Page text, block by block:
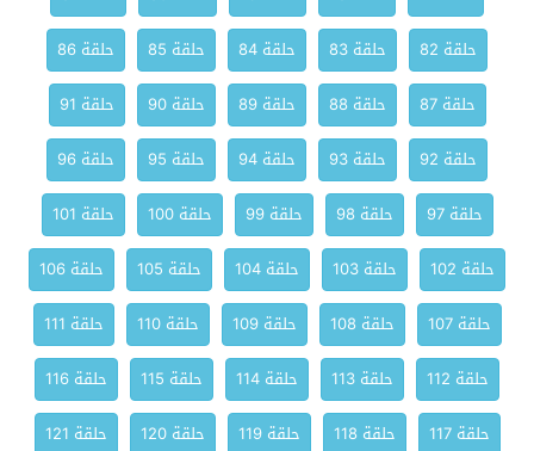
حلقة 82
حلقة 83 حلقة 84 حلقة 85
حلقة 86
حلقة 87
حلقة 88 حلقة 89 حلقة 90
حلقة 91
حلقة 92
حلقة 93 حلقة 94 حلقة 95
حلقة 96
حلقة 97
حلقة 98 حلقة 99 حلقة 100
حلقة 101
حلقة 102
حلقة 103 حلقة 104 حلقة 105
حلقة 106
حلقة 107
حلقة 108 حلقة 109 حلقة 110
حلقة 111
حلقة 112
حلقة 113 حلقة 114 حلقة 115
حلقة 116
حلقة 117
حلقة 118 حلقة 119 حلقة 120
حلقة 121